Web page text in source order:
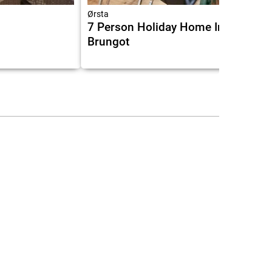
Ørsta
7 Person Holiday Home In Rsta
Brungot